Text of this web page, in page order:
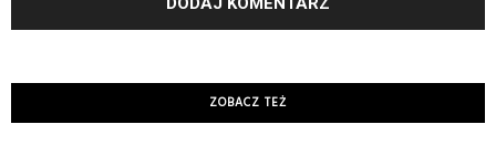
ZOBACZ TEŻ